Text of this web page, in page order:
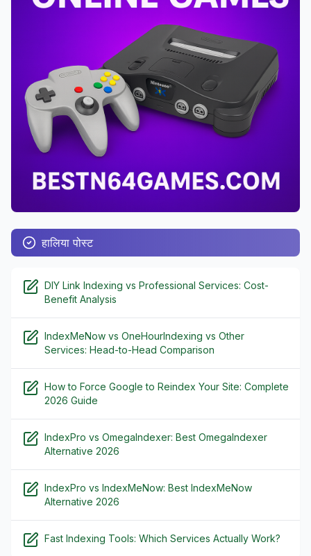
हालिया पोस्ट
DIY Link Indexing vs Professional Services: Cost-
Benefit Analysis
IndexMeNow vs OneHourIndexing vs Other
Services: Head-to-Head Comparison
How to Force Google to Reindex Your Site: Complete
2026 Guide
IndexPro vs OmegaIndexer: Best OmegaIndexer
Alternative 2026
IndexPro vs IndexMeNow: Best IndexMeNow
Alternative 2026
Fast Indexing Tools: Which Services Actually Work?